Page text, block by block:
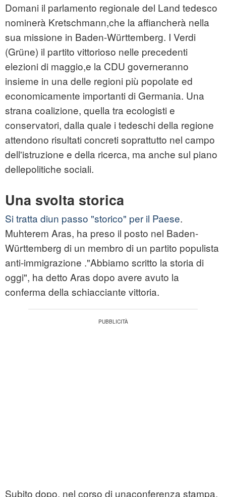
Domani il parlamento regionale del Land tedesco
nominerà Kretschmann,che la affiancherà nella
sua missione in Baden-Württemberg. I Verdi
(Grüne) il partito vittorioso nelle precedenti
elezioni di maggio,e la CDU governeranno
insieme in una delle regioni più popolate ed
economicamente importanti di Germania. Una
strana coalizione, quella tra ecologisti e
conservatori, dalla quale i tedeschi della regione
attendono risultati concreti soprattutto nel campo
dell'istruzione e della ricerca, ma anche sul piano
dellepolitiche sociali.
Una svolta storica
Si tratta diun passo "storico" per il Paese.
Muhterem Aras, ha preso il posto nel Baden-
Württemberg di un membro di un partito populista
anti-immigrazione ."Abbiamo scritto la storia di
oggi", ha detto Aras dopo avere avuto la
conferma della schiacciante vittoria.
Subito dopo, nel corso di unaconferenza stampa,